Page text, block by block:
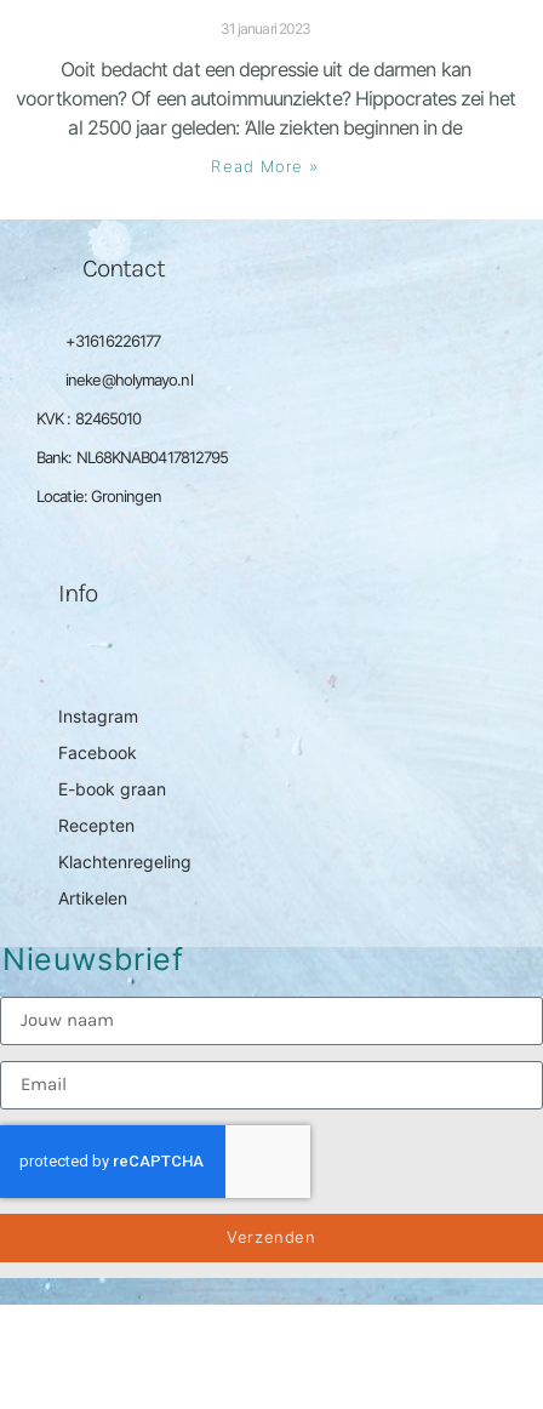
31 januari 2023
Ooit bedacht dat een depressie uit de darmen kan
voortkomen? Of een autoimmuunziekte? Hippocrates zei het
al 2500 jaar geleden: ‘Alle ziekten beginnen in de
Read More »
Contact
+31616226177
ineke@holymayo.nl
KVK : 82465010
Bank: NL68KNAB0417812795
Locatie: Groningen
Info
Instagram
Facebook
E-book graan
Recepten
Klachtenregeling
Artikelen
Nieuwsbrief
Verzenden